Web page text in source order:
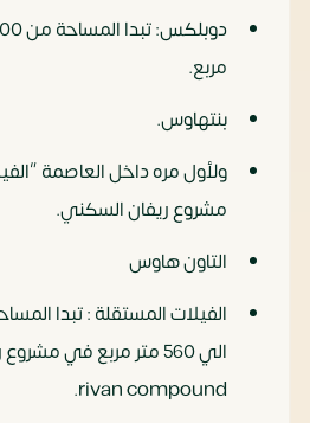
مربع.
بنتهاوس.
ولأول مره داخل العاصمة
مشروع ريفان السكني.
التاون هاوس
الي 560 متر مربع في
rivan compound.